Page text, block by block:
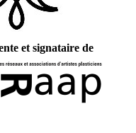
et signataire de